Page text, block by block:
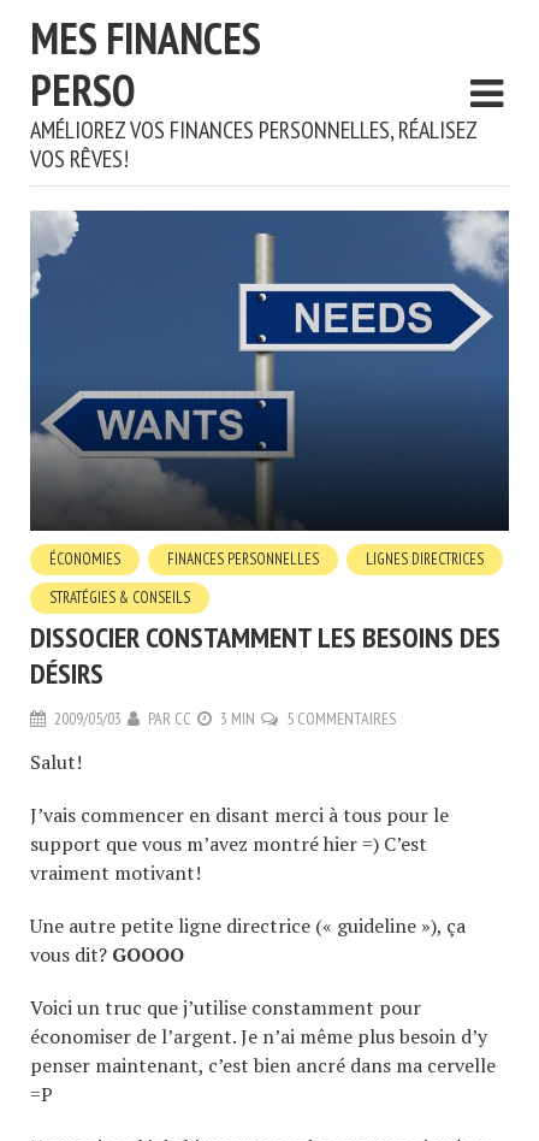
MES FINANCES
PERSO
AMÉLIOREZ VOS FINANCES PERSONNELLES, RÉALISEZ
VOS RÊVES!
ÉCONOMIES FINANCES PERSONNELLES
LIGNES DIRECTRICES
STRATÉGIES & CONSEILS
DISSOCIER CONSTAMMENT LES BESOINS DES
DÉSIRS
2009/05/03 PAR CC 3 MIN 5 COMMENTAIRES
Salut!
J’vais commencer en disant merci à tous pour le
support que vous m’avez montré hier =) C’est
vraiment motivant!
Une autre petite ligne directrice (« guideline »), ça
vous dit? GOOOO
Voici un truc que j’utilise constamment pour
économiser de l’argent. Je n’ai même plus besoin d’y
penser maintenant, c’est bien ancré dans ma cervelle
=P